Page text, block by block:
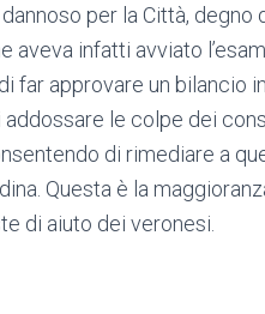
per la Città,
aveva infatti avviato
far approvare un bilancio
le colpe dei
di rimediare a
Questa è la
di aiuto dei veronesi.